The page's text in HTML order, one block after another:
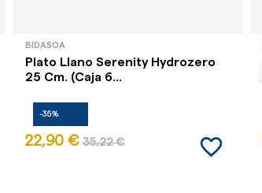
BIDASOA
Plato Llano Serenity Hydrozero
25 Cm. (Caja 6...
-35%
22,90 € 35,22 € favorite_border